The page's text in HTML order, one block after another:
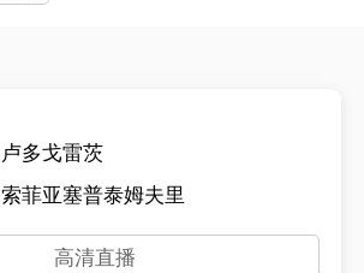
卢多戈雷茨
索菲亚塞普泰姆夫里
高清直播